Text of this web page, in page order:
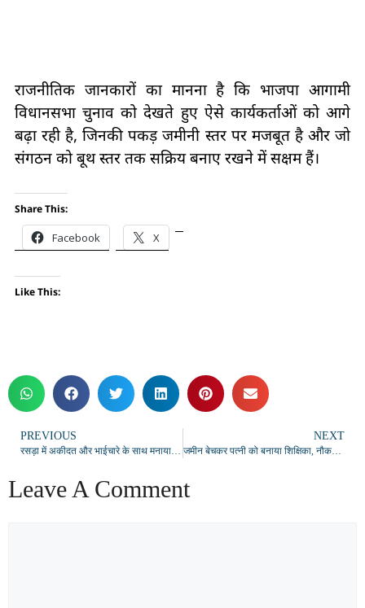
राजनीतिक जानकारों का मानना है कि भाजपा आगामी
विधानसभा चुनाव को देखते हुए ऐसे कार्यकर्ताओं को आगे
बढ़ा रही है, जिनकी पकड़ जमीनी स्तर पर मजबूत है और जो
संगठन को बूथ स्तर तक सक्रिय बनाए रखने में सक्षम हैं।
Share This:
Facebook X
Like This:
PREVIOUS NEXT
जमीन बेचकर पत्नी को बनाया शिक्षिका, नौकरी मिलते ही पति और बेटे को छोड़ प्रेमी संग रहने लगी…..
Leave A Comment